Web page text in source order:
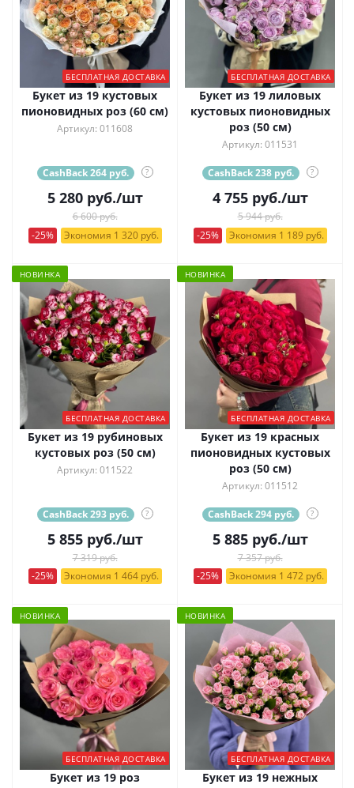
БЕСПЛАТНАЯ ДОСТАВКА
Букет из 19 кустовых
пионовидных роз (60 см)
Артикул: 011608
CashBack 264 руб. ?
5 280руб./шт
6 600 руб.
-25%
Экономия 1 320 руб.
БЕСПЛАТНАЯ ДОСТАВКА
Букет из 19 лиловых
кустовых пионовидных
роз (50 см)
Артикул: 011531
CashBack 238 руб. ?
4 755руб./шт
5 944 руб.
-25%
Экономия 1 189 руб.
НОВИНКА
БЕСПЛАТНАЯ ДОСТАВКА
Букет из 19 рубиновых
кустовых роз (50 см)
Артикул: 011522
CashBack 293 руб. ?
5 855руб./шт
7 319 руб.
-25%
Экономия 1 464 руб.
НОВИНКА
БЕСПЛАТНАЯ ДОСТАВКА
Букет из 19 красных
пионовидных кустовых
роз (50 см)
Артикул: 011512
CashBack 294 руб. ?
5 885руб./шт
7 357 руб.
-25%
Экономия 1 472 руб.
НОВИНКА
БЕСПЛАТНАЯ ДОСТАВКА
Букет из 19 роз
НОВИНКА
БЕСПЛАТНАЯ ДОСТАВКА
Букет из 19 нежных